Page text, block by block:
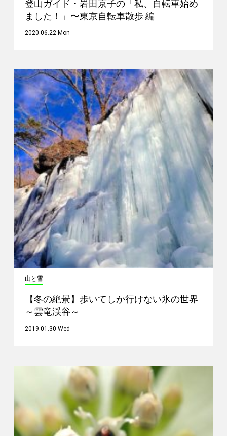
登山ガイド・岩田京子の「私、自転車始め
ました！」〜東京自転車散歩 編
2020.06.22 Mon
山と雪
【冬の絶景】歩いてしか行けない氷の世界
～雲竜渓谷～
2019.01.30 Wed